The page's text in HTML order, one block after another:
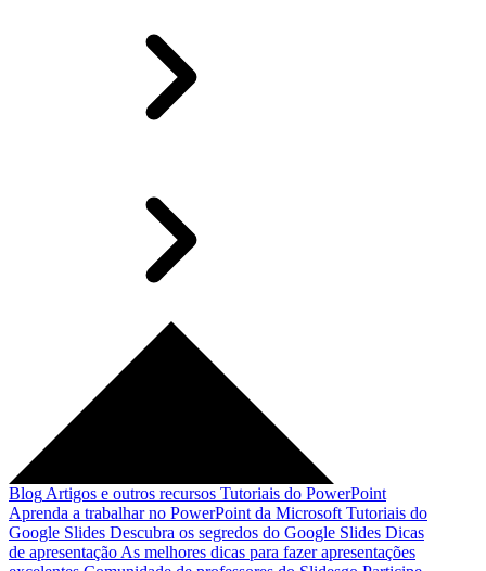
Blog Artigos e outros recursos Tutoriais do PowerPoint
Aprenda a trabalhar no PowerPoint da Microsoft Tutoriais do
Google Slides Descubra os segredos do Google Slides Dicas
de apresentação As melhores dicas para fazer apresentações